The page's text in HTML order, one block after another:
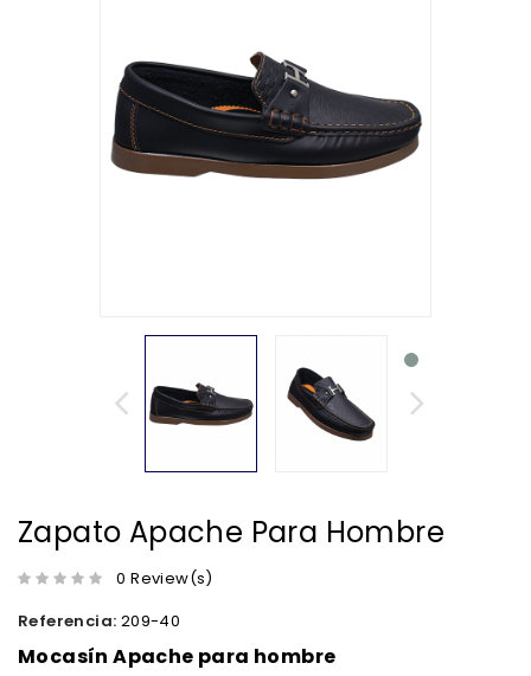
Zapato Apache Para Hombre
0 Review(s)
Referencia: 209-40
Mocasín Apache para hombre